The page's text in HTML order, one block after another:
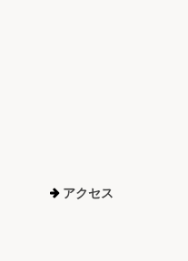
アクセス